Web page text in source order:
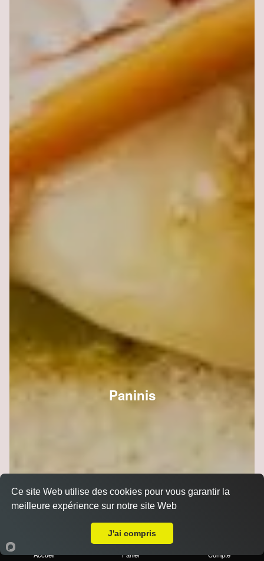
Paninis
Accueil Panier Compte
Ce site Web utilise des cookies pour vous garantir la
meilleure expérience sur notre site Web
J'ai compris